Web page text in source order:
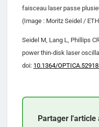
faisceau laser passe
(Image : Moritz Seidel /
Seidel M, Lang L, Phillips
power thin-disk laser
doi: 10.1364/
Partager l'article